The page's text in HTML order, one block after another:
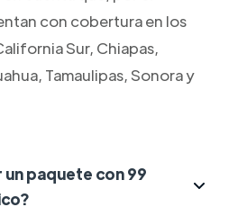
con cobertura en los
Sur, Chiapas,
Tamaulipas, Sonora y
paquete con 99